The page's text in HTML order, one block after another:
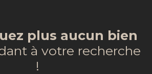
plus aucun bien
à votre recherche
!